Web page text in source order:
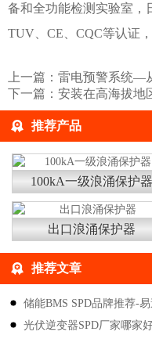
备和全功能检测实验室，
TUV、CE、CQC等认证，
上一篇： 雷电预警系统—从
下一篇： 安装在高海拔地区的
推荐产品
100kA一级浪涌保护器
出口浪涌保护器
推荐文章
储能BMS SPD品牌推荐-
光伏逆变器SPD厂家哪家